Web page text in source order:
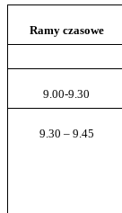
Ramy czasowe
9.00-9.30
9.30 – 9.45